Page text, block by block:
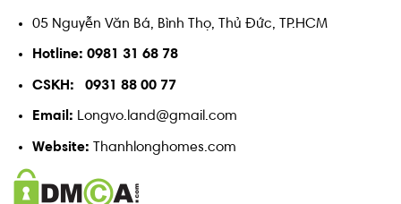
05 Nguyễn Văn Bá, Bình Thọ, Thủ Đức, TP.HCM
Hotline: 0981 31 68 78
CSKH: 0931 88 00 77
Email: Longvo.land@gmail.com
Website: Thanhlonghomes.com